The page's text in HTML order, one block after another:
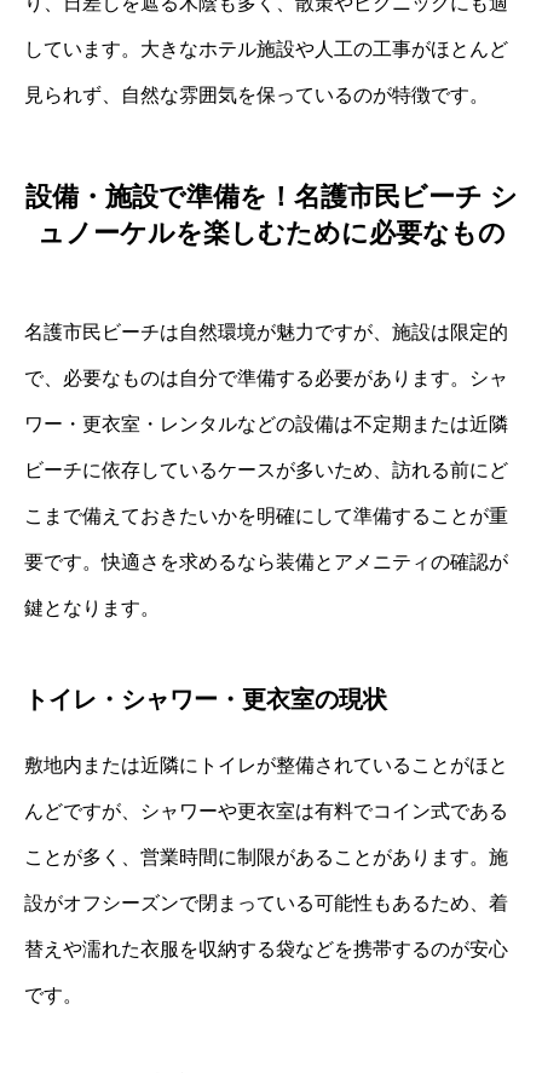
しています。大きなホテル施設や人工の工事がほとんど
見られず、自然な雰囲気を保っているのが特徴です。
設備・施設で準備を！名護市民ビーチ シ
ュノーケルを楽しむために必要なもの
名護市民ビーチは自然環境が魅力ですが、施設は限定的
で、必要なものは自分で準備する必要があります。シャ
ワー・更衣室・レンタルなどの設備は不定期または近隣
ビーチに依存しているケースが多いため、訪れる前にど
こまで備えておきたいかを明確にして準備することが重
要です。快適さを求めるなら装備とアメニティの確認が
鍵となります。
トイレ・シャワー・更衣室の現状
敷地内または近隣にトイレが整備されていることがほと
んどですが、シャワーや更衣室は有料でコイン式である
ことが多く、営業時間に制限があることがあります。施
設がオフシーズンで閉まっている可能性もあるため、着
替えや濡れた衣服を収納する袋などを携帯するのが安心
です。